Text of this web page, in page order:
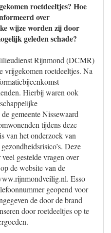
roetdeeltjes? Hoe
over
wijze worden zij door
geleden schade?
Rijnmond (DCMR)
vrijgekomen roetdeeltjes. Na
Hierbij waren ook
gemeente Nissewaard
tijdens deze
van het onderzoek van
Deze
gestelde vragen over
de website van de
Esso
geopend voor
de door de brand
door roetdeeltjes op te